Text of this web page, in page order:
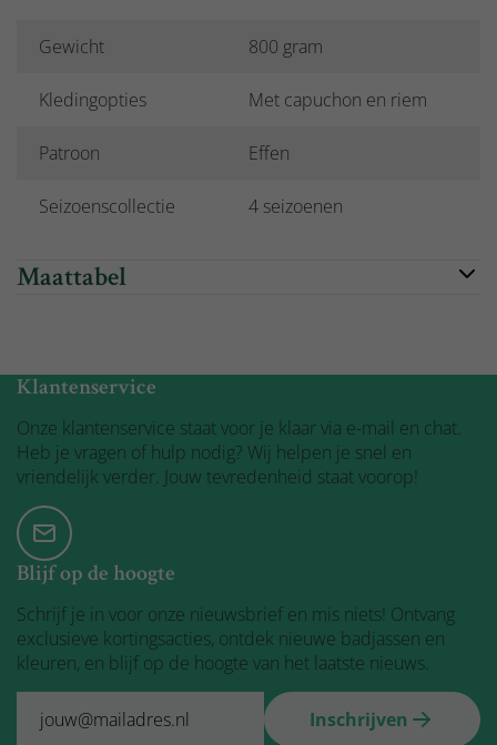
Gewicht 800 gram
Kledingopties Met capuchon en riem
Patroon Effen
Seizoenscollectie 4 seizoenen
Maattabel
Klantenservice
Onze klantenservice staat voor je klaar via e-mail en chat.
Heb je vragen of hulp nodig? Wij helpen je snel en
vriendelijk verder. Jouw tevredenheid staat voorop!
Blijf op de hoogte
Schrijf je in voor onze nieuwsbrief en mis niets! Ontvang
exclusieve kortingsacties, ontdek nieuwe badjassen en
kleuren, en blijf op de hoogte van het laatste nieuws.
Inschrijven